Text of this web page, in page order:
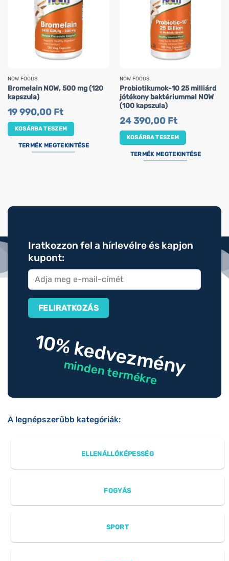
NOW FOODS
Bromelain NOW, 500 mg (120
kapszula)
19 990,00 Ft
KOSÁRBA TESZEM
TERMÉK MEGTEKINTÉSE
NOW FOODS
Probiotikumok-10 25 milliárd
jótékony baktériummal NOW
(100 kapszula)
24 390,00 Ft
KOSÁRBA TESZEM
TERMÉK MEGTEKINTÉSE
Iratkozzon fel a hírlevélre és kapjon
kupont:
10% kedvezmény
minden termékre
A legnépszerűbb kategóriák:
ELLENÁLLÓKÉPESSÉG
FOGYÁS
SPORT